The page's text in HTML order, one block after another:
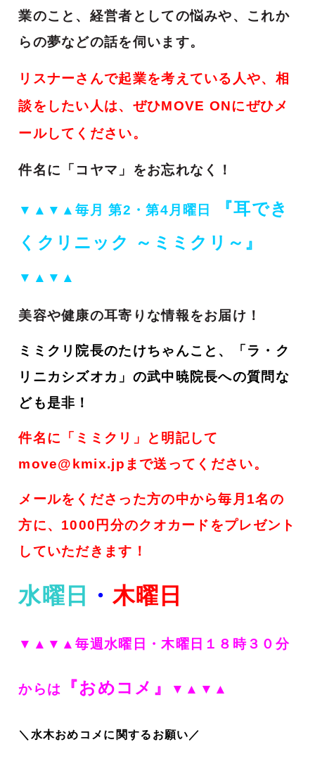
業のこと、経営者としての悩みや、これか
らの夢などの話を伺います。
リスナーさんで起業を考えている人や、相
談をしたい人は、ぜひMOVE ONにぜひメ
ールしてください。
件名に「コヤマ」をお忘れなく！
▼▲▼▲毎月 第2・第4月曜日
『耳でき
くクリニック ～ミミクリ～』
▼▲▼▲
美容や健康の耳寄りな情報をお届け！
ミミクリ院長のたけちゃんこと、「ラ・ク
リニカシズオカ」の武中暁院長への質問な
ども是非！
件名に「ミミクリ」と明記して
move@kmix.jpまで送ってください。
メールをくださった方の中から毎月1名の
方に、1000円分のクオカードをプレゼント
していただきます！
水曜日 ・ 木曜日
▼▲▼▲毎週水曜日・木曜日１８時３０分
からは 『おめコメ』 ▼▲▼▲
＼水木おめコメに関するお願い／